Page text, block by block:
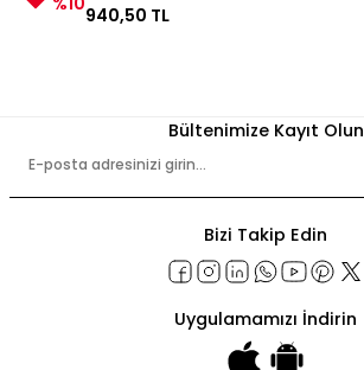
940,50 TL
Bültenimize Kayıt Olun
Bizi Takip Edin
Uygulamamızı İndirin